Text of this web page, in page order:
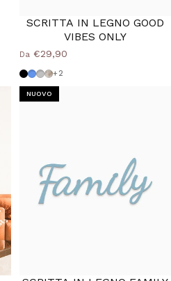
SCRITTA IN LEGNO GOOD
VIBES ONLY
Da €29,90
Nero
Azzurro Polvere
Grigio Medio
Shabby
+2
NUOVO